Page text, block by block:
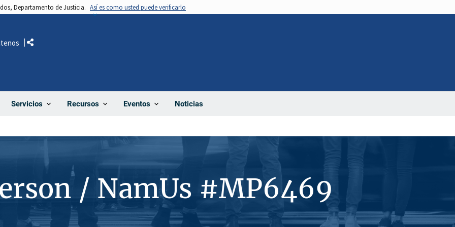
Departamento de Justicia. Así es como usted puede verificarlo
Servicios Recursos Eventos Noticias
Comparte
/ NamUs #MP6469